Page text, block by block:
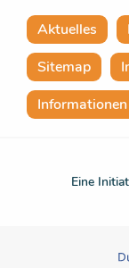
Aktuelles
Sitemap
Eine